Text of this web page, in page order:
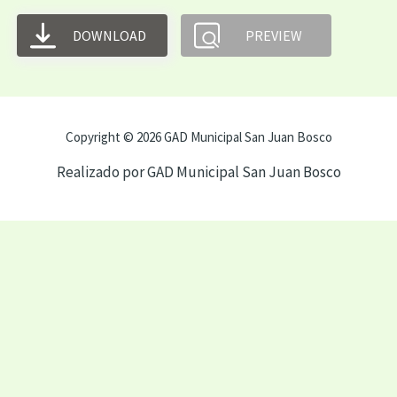
DOWNLOAD PREVIEW
Copyright © 2026 GAD Municipal San Juan Bosco
Realizado por GAD Municipal San Juan Bosco